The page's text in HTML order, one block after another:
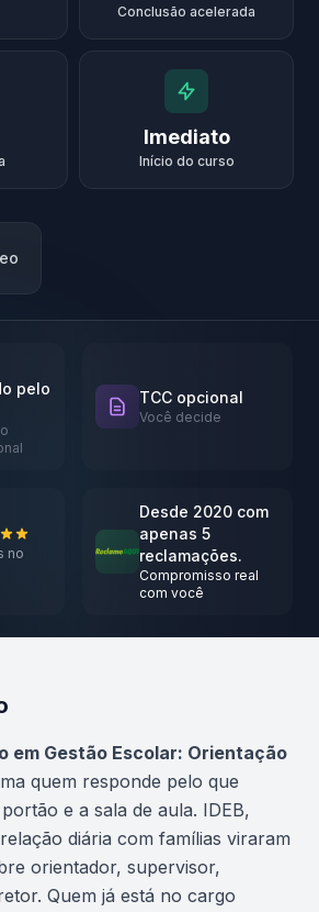
Conclusão acelerada
Imediato
Início do curso
pelo
TCC opcional
Você decide
no
Desde 2020 com
apenas 5
reclamações.
Compromisso real
com você
de 2026
em Gestão Escolar: Orientação
quem responde pelo que
e a sala de aula. IDEB,
diária com famílias viraram
orientador, supervisor,
Quem já está no cargo